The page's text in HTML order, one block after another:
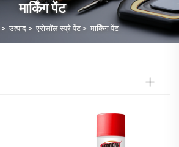
मार्किंग पेंट
> उत्पाद > एरोसॉल स्प्रे पेंट> मार्किंग पेंट